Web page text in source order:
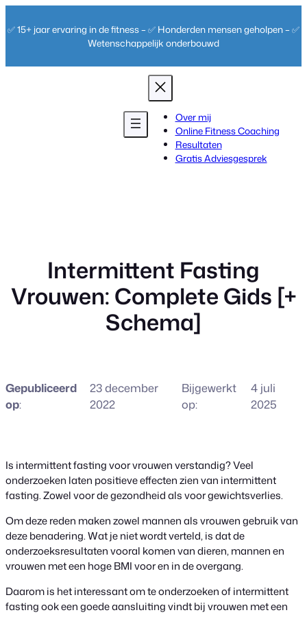
naar
✅ 15+ jaar ervaring in de fitness – ✅ Honderden mensen geholpen – ✅
Wetenschappelijk onderbouwd
Over mij
Online Fitness Coaching
Resultaten
Gratis Adviesgesprek
Intermittent Fasting
Vrouwen: Complete Gids [+
Schema]
Gepubliceerd
op:
23 december
2022
Bijgewerkt
op:
4 juli
2025
Is intermittent fasting voor vrouwen verstandig? Veel
onderzoeken laten positieve effecten zien van intermittent
fasting. Zowel voor de gezondheid als voor gewichtsverlies.
Om deze reden maken zowel mannen als vrouwen gebruik van
deze benadering. Wat je niet wordt verteld, is dat de
onderzoeksresultaten vooral komen van dieren, mannen en
vrouwen met een hoge BMI voor en in de overgang.
Daarom is het interessant om te onderzoeken of intermittent
fasting ook een goede aansluiting vindt bij vrouwen met een